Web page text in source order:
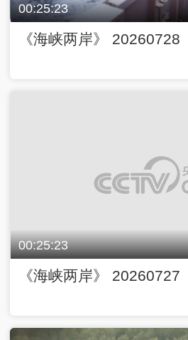
00:25:23
《海峡两岸》 20260728
00:25:23
《海峡两岸》 20260727